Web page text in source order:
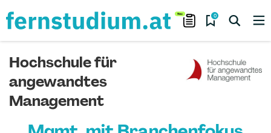
0
Hochschule für
angewandtes
Management